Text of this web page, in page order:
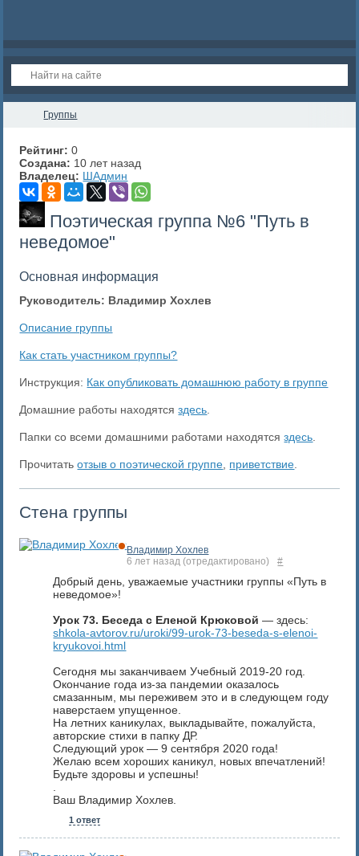
Группы
Рейтинг: 0
Создана: 10 лет назад
Владелец: ШАдмин
Поэтическая группа №6 "Путь в
неведомое"
Основная информация
Руководитель: Владимир Хохлев
Описание группы
Как стать участником группы?
Инструкция: Как опубликовать домашнюю работу в группе
Домашние работы находятсяздесь
Папки со всеми домашними работами находятсяздесь
Прочитатьотзыв о поэтической группе приветствие
Стена группы
Владимир Хохлев
6 лет назад(отредактировано) #
Добрый день, уважаемые участники группы «Путь в
неведомое»!
Урок 73. Беседа с Еленой Крюковой — здесь:
shkola-avtorov.ru/uroki/99-urok-73-beseda-s-elenoi-
kryukovoi.html
Сегодня мы заканчиваем Учебный 2019-20 год.
Окончание года из-за пандемии оказалось
смазанным, мы переживем это и в следующем году
наверстаем упущенное.
На летних каникулах, выкладывайте, пожалуйста,
авторские стихи в папку ДР.
Следующий урок — 9 сентября 2020 года!
Желаю всем хороших каникул, новых впечатлений!
Будьте здоровы и успешны!
.
Ваш Владимир Хохлев.
1 ответ